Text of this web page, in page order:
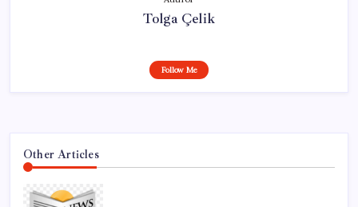
Tolga Çelik
Follow Me
Other Articles